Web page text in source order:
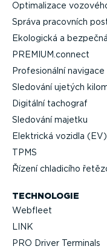
Optima­lizace
Správa pracovních
Ekologická a
PREMIUM.connect
Profe­si­o­nální navigace
Sledování ujetých
Digitální tachograf
Sledování majetku
Elektrická vozidla (EV)
TPMS
Řízení chladicího
TECHNOLOGIE
Webfleet
LINK
PRO Driver Terminals